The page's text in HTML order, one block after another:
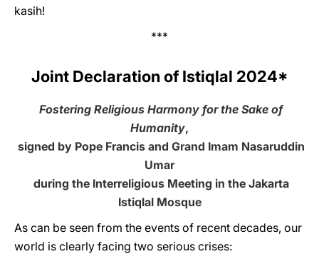
kasih!
***
Joint Declaration of Istiqlal 2024*
Fostering Religious Harmony for the Sake of
Humanity,
signed by Pope Francis and Grand Imam Nasaruddin
Umar
during the Interreligious Meeting in the Jakarta
Istiqlal Mosque
As can be seen from the events of recent decades, our
world is clearly facing two serious crises: